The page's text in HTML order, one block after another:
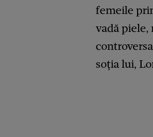
femeile
vadă piele,
soția lui,